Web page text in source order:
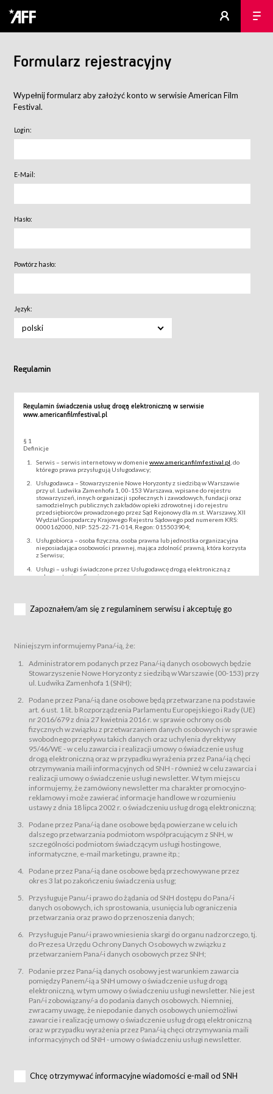
Formularz rejestracyjny
Wypełnij formularz aby założyć konto w serwisie American Film
Festival.
Login:
E-Mail:
Hasło:
Powtórz hasło:
Język:
polski
Regulamin
Regulamin świadczenia usług drogą elektroniczną w serwisie
www.americanfilmfestival.pl
§ 1
Definicje
Serwis – serwis internetowy w domeniewww.americanfilmfestival.pl , do
którego prawa przysługują Usługodawcy;
Usługodawca – Stowarzyszenie Nowe Horyzonty z siedzibą w Warszawie
przy ul. Ludwika Zamenhofa 1, 00-153 Warszawa, wpisane do rejestru
stowarzyszeń, innych organizacji społecznych i zawodowych, fundacji oraz
samodzielnych publicznych zakładów opieki zdrowotnej i do rejestru
przedsiębiorców prowadzonego przez Sąd Rejonowy dla m.st. Warszawy, XII
Wydział Gospodarczy Krajowego Rejestru Sądowego pod numerem KRS:
0000162000, NIP: 525-22-71-014, Regon: 015503904;
Usługobiorca – osoba fizyczna, osoba prawna lub jednostka organizacyjna
nieposiadająca osobowości prawnej, mająca zdolność prawną, która korzysta
z Serwisu;
Usługi – usługi świadczone przez Usługodawcę drogą elektroniczną z
wykorzystaniem Serwisu;
za pośrednictwem Serwisu;
podmiotom z branży mediów i filmowej (Akredytacje);
Bilety – wybrane dokumenty potwierdzające zawarcie umowy z
Usługodawcą i uprawniające do wzięcia udziału w Wydarzeniu,
przewidziane przez Usługodawcę dla danego Wydarzenia, tj. uprawniające
do uczestnictwa w wielu albo w pojedynczych seansach filmowych,
Sklep – sklep internetowy prowadzony przez Usługodawcę w Serwisie;
Regulamin – niniejszy regulamin.
§ 2
Postanowienia ogólne
Regulamin określa zasady:
świadczenia Usługobiorcom Usług przez Usługodawcę, z
zastrzeżeniem usług, o których mowa w ust. 2 pkt. 4 i 5 poniżej, których
zasady świadczenia precyzują odrębne regulaminy,
przetwarzania przez Usługodawcę danych osobowych Usługobiorców
będących osobami fizycznymi.
świadczy Usługi drogą elektroniczną w rozumieniu ustawy z dnia 18 lipca
2002 r. o świadczeniu usług drogą elektroniczną (Dz.U. z 2002 r., Nr 144, poz.
1204, z późń. zm.). Usługi świadczone są nieodpłatnie.
usługę przeglądania i odczytywania przez Usługobiorców materiałów
zamieszczanych w Serwisie,
usługę utrzymywania konta użytkownika w Serwisie,
usługę newsletter,
usługę zawierania na odległość umów nabycia Karnetów i Biletów,
usługę zawierania na odległość umów sprzedaży w Sklepie.
dnia 18 lipca 2002 r. o świadczeniu usług drogą elektroniczną (Dz.U. z 2002
r., Nr 144, poz. 1204, z późń. zm.). Usługi świadczone są nieodpłatnie.
Na zasadach określonych w Regulaminie dostęp do Serwisu jest otwarty dla
Usługobiorca przed rozpoczęciem korzystania z Serwisu jest zobowiązany
zapoznać się z Regulaminem. Założenie konta w Serwisie oraz zamówienie
usługi newsletter za pośrednictwem przeznaczonego do tego formularza
zamieszczonego na stronach Serwisu dostępnych dla wszystkich
Usługobiorców wymaga akceptacji postanowień Regulaminu.
Usługobiorca zobowiązany jest do przestrzegania postanowień Regulaminu
od chwili rozpoczęcia korzystania z Serwisu.
Regulamin jest udostępniony Usługobiorcom nieodpłatnie za
Warunki techniczne korzystania z Usług
Zapoznałem/am się z regulaminem serwisu i akceptuję go
Niniejszym informujemy Pana/-ią, że:
Administratorem podanych przez Pana/-ią danych osobowych będzie
Stowarzyszenie Nowe Horyzonty z siedzibą w Warszawie (00-153) przy
ul. Ludwika Zamenhofa 1 (SNH);
Podane przez Pana/-ią dane osobowe będą przetwarzane na podstawie
art. 6 ust. 1 lit. b Rozporządzenia Parlamentu Europejskiego i Rady (UE)
nr 2016/679 z dnia 27 kwietnia 2016 r. w sprawie ochrony osób
fizycznych w związku z przetwarzaniem danych osobowych i w sprawie
swobodnego przepływu takich danych oraz uchylenia dyrektywy
95/46/WE - w celu zawarcia i realizacji umowy o świadczenie usług
drogą elektroniczną oraz w przypadku wyrażenia przez Pana/-ią chęci
otrzymywania maili informacyjnych od SNH - również w celu zawarcia i
realizacji umowy o świadczenie usługi newsletter. W tym miejscu
informujemy, że zamówiony newsletter ma charakter promocyjno-
reklamowy i może zawierać informacje handlowe w rozumieniu
ustawy z dnia 18 lipca 2002 r. o świadczeniu usług drogą elektroniczną;
Podane przez Pana/-ią dane osobowe będą powierzane w celu ich
dalszego przetwarzania podmiotom współpracującym z SNH, w
szczególności podmiotom świadczącym usługi hostingowe,
informatyczne, e-mail marketingu, prawne itp.;
Podane przez Pana/-ią dane osobowe będą przechowywane przez
okres 3 lat po zakończeniu świadczenia usług;
Przysługuje Panu/-i prawo do żądania od SNH dostępu do Pana/-i
danych osobowych, ich sprostowania, usunięcia lub ograniczenia
przetwarzania oraz prawo do przenoszenia danych;
Przysługuje Panu/-i prawo wniesienia skargi do organu nadzorczego, tj.
do Prezesa Urzędu Ochrony Danych Osobowych w związku z
przetwarzaniem Pana/-i danych osobowych przez SNH;
Podanie przez Pana/-ią danych osobowy jest warunkiem zawarcia
pomiędzy Panem/-ią a SNH umowy o świadczenie usług drogą
elektroniczną, w tym umowy o świadczeniu usługi newsletter. Nie jest
Pan/-i zobowiązany/-a do podania danych osobowych. Niemniej,
zwracamy uwagę, że niepodanie danych osobowych uniemożliwi
zawarcie i realizację umowy o świadczenie usług drogą elektroniczną
oraz w przypadku wyrażenia przez Pana/-ią chęci otrzymywania maili
informacyjnych od SNH - umowy o świadczeniu usługi newsletter.
Chcę otrzymywać informacyjne wiadomości e-mail od SNH